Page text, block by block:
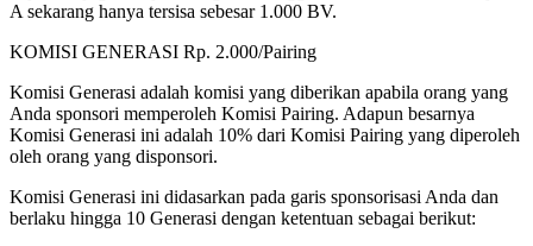
A sekarang hanya tersisa sebesar 1.000 BV.
KOMISI GENERASI Rp. 2.000/Pairing
Komisi Generasi adalah komisi yang diberikan apabila orang yang
Anda sponsori memperoleh Komisi Pairing. Adapun besarnya
Komisi Generasi ini adalah 10% dari Komisi Pairing yang diperoleh
oleh orang yang disponsori.
Komisi Generasi ini didasarkan pada garis sponsorisasi Anda dan
berlaku hingga 10 Generasi dengan ketentuan sebagai berikut: